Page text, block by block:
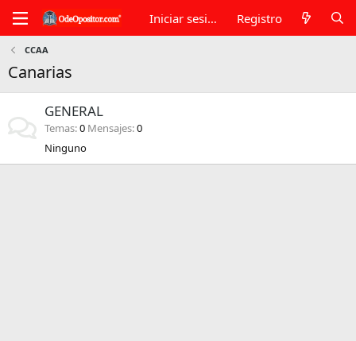
Iniciar sesión Registro
CCAA
Canarias
GENERAL
Temas 0 Mensajes 0
Ninguno